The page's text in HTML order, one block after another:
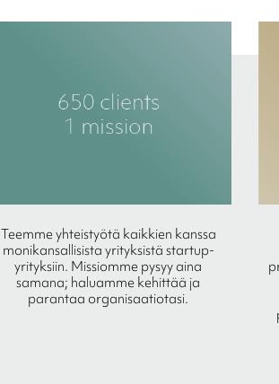
Teemme yhteistyötä kaikkien kanssa
monikansallisista yrityksistä startup-
yrityksiin. Missiomme pysyy aina
samana; haluamme kehittää ja
parantaa organisaatiotasi.